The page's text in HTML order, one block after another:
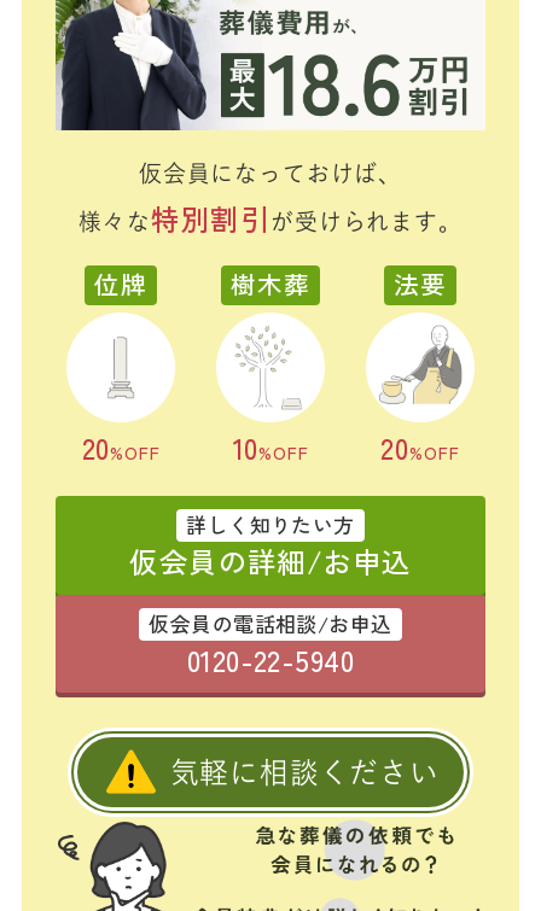
仮会員になっておけば、
様々な特別割引 が受けられます。
位牌
20%OFF
樹木葬
10%OFF
法要
20%OFF
詳しく知りたい方
仮会員の詳細/お申込
仮会員の電話相談/お申込
0120-22-5940
気軽に相談ください